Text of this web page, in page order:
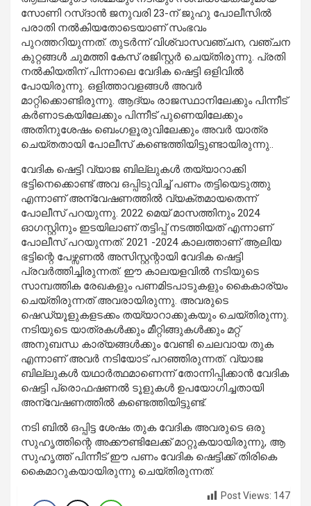
സോണി റസ്ദാന്‍ ജനുവരി 23-ന് ജുഹു പോലീസില്‍
പരാതി നല്‍കിയതോടെയാണ് സംഭവം
പുറത്തറിയുന്നത്. തുടർന്ന് വിശ്വാസവഞ്ചന, വഞ്ചന
കുറ്റങ്ങള്‍ ചുമത്തി കേസ് രജിസ്റ്റര്‍ ചെയ്തിരുന്നു. പ്രതി
നൽകിയതിന് പിന്നാലെ വേദിക ഷെട്ടി ഒളിവില്‍
പോയിരുന്നു. ഒളിത്താവളങ്ങള്‍ അവര്‍
മാറ്റിക്കൊണ്ടിരുന്നു. ആദ്യം രാജസ്ഥാനിലേക്കും പിന്നീട്
കര്‍ണാടകയിലേക്കും പിന്നീട് പുണെയിലേക്കും
അതിനുശേഷം ബെംഗളൂരുവിലേക്കും അവര്‍ യാത്ര
ചെയ്തതായി പോലീസ് കണ്ടെത്തിയിട്ടുണ്ടായിരുന്നു..
വേദിക ഷെട്ടി വ്യാജ ബില്ലുകള്‍ തയ്യാറാക്കി
ഭട്ടിനെക്കൊണ്ട് അവ ഒപ്പിടുവിച്ച് പണം തട്ടിയെടുത്തു
എന്നാണ് അന്വേഷണത്തില്‍ വ്യക്തമായതെന്ന്
പോലീസ് പറയുന്നു. 2022 മെയ് മാസത്തിനും 2024
ഓഗസ്റ്റിനും ഇടയിലാണ് തട്ടിപ്പ് നടത്തിയത് എന്നാണ്
പോലീസ് പറയുന്നത്. 2021 -2024 കാലത്താണ് ആലിയ
ഭട്ടിന്റെ പേഴ്സണല്‍ അസിസ്റ്റന്റായി വേദിക ഷെട്ടി
പ്രവര്‍ത്തിച്ചിരുന്നത്. ഈ കാലയളവില്‍ നടിയുടെ
സാമ്പത്തിക രേഖകളും പണമിടപാടുകളും കൈകാര്യം
ചെയ്തിരുന്നത് അവരായിരുന്നു. അവരുടെ
ഷെഡ്യൂളുകളടക്കം തയ്യാറാക്കുകയും ചെയ്തിരുന്നു.
നടിയുടെ യാത്രകള്‍ക്കും മീറ്റിങ്ങുകള്‍ക്കും മറ്റ്
അനുബന്ധ കാര്യങ്ങള്‍ക്കും വേണ്ടി ചെലവായ തുക
എന്നാണ് അവര്‍ നടിയോട് പറഞ്ഞിരുന്നത്. വ്യാജ
ബില്ലുകള്‍ യഥാര്‍ത്ഥമാണെന്ന് തോന്നിപ്പിക്കാന്‍ വേദിക
ഷെട്ടി പ്രൊഫഷണല്‍ ടൂളുകള്‍ ഉപയോഗിച്ചതായി
അന്വേഷണത്തില്‍ കണ്ടെത്തിയിട്ടുണ്ട്.
നടി ബില്‍ ഒപ്പിട്ട ശേഷം തുക വേദിക അവരുടെ ഒരു
സുഹൃത്തിന്റെ അക്കൗണ്ടിലേക്ക് മാറ്റുകയായിരുന്നു, ആ
സുഹൃത്ത് പിന്നീട് ഈ പണം വേദിക ഷെട്ടിക്ക് തിരികെ
കൈമാറുകയായിരുന്നു ചെയ്തിരുന്നത്.
Post Views: 147